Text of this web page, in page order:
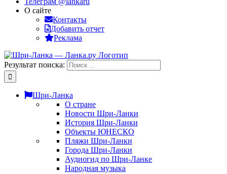
О сайте
Контакты
Добавить отчет
Реклама
Результат поиска:
Шри-Ланка
О стране
Новости Шри-Ланки
История Шри-Ланки
Объекты ЮНЕСКО
Пляжи Шри-Ланки
Города Шри-Ланки
Аудиогид по Шри-Ланке
Народная музыка